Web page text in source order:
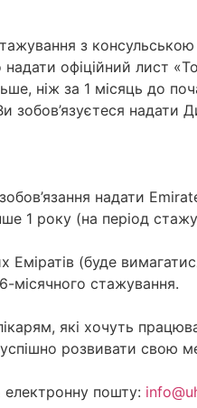
з консульською
офіційний лист
ніж за 1 місяць до
зобов’язуєтеся
надати
1 року (на період
(буде
місячного стажування.
які хочуть
розвивати свою
електронну пошту: